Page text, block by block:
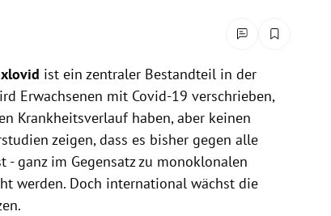
ist ein zentraler Bestandteil in der
Erwachsenen mit Covid-19 verschrieben,
Krankheitsverlauf haben, aber keinen
zeigen, dass es bisher gegen alle
ganz im Gegensatz zu monoklonalen
werden. Doch international wächst die